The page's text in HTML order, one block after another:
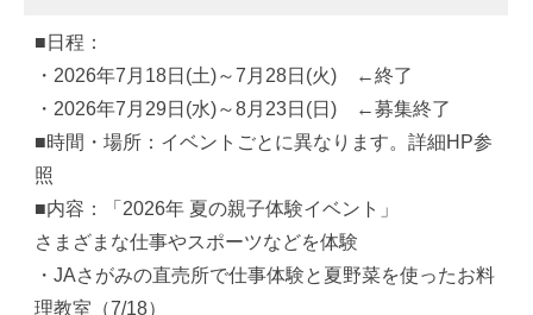
■日程：
・2026年7月18日(土)～7月28日(火) ←終了
・2026年7月29日(水)～8月23日(日) ←募集終了
■時間・場所：イベントごとに異なります。詳細HP参
照
■内容：「2026年 夏の親子体験イベント」
さまざまな仕事やスポーツなどを体験
・JAさがみの直売所で仕事体験と夏野菜を使ったお料
理教室（7/18）